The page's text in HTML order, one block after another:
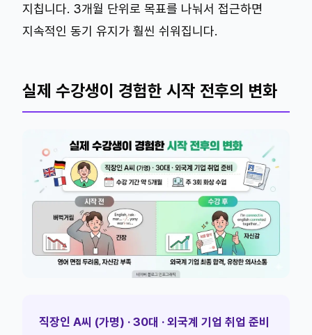
지칩니다. 3개월 단위로 목표를 나눠서 접근하면
지속적인 동기 유지가 훨씬 쉬워집니다.
실제 수강생이 경험한 시작 전후의 변화
직장인 A씨 (가명) · 30대 · 외국계 기업 취업 준비